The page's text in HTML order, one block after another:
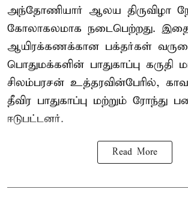
அந்தோணியார் ஆலய திருவிழா
கோலாகலமாக நடைபெற்றது.
ஆயிரக்கணக்கான பக்தர்கள்
பொதுமக்களின் பாதுகாப்பு கருதி
சிலம்பரசன் உத்தரவின்பேரில்,
தீவிர பாதுகாப்பு மற்றும் ரோந்து
ஈடுபட்டனர்.
Read More